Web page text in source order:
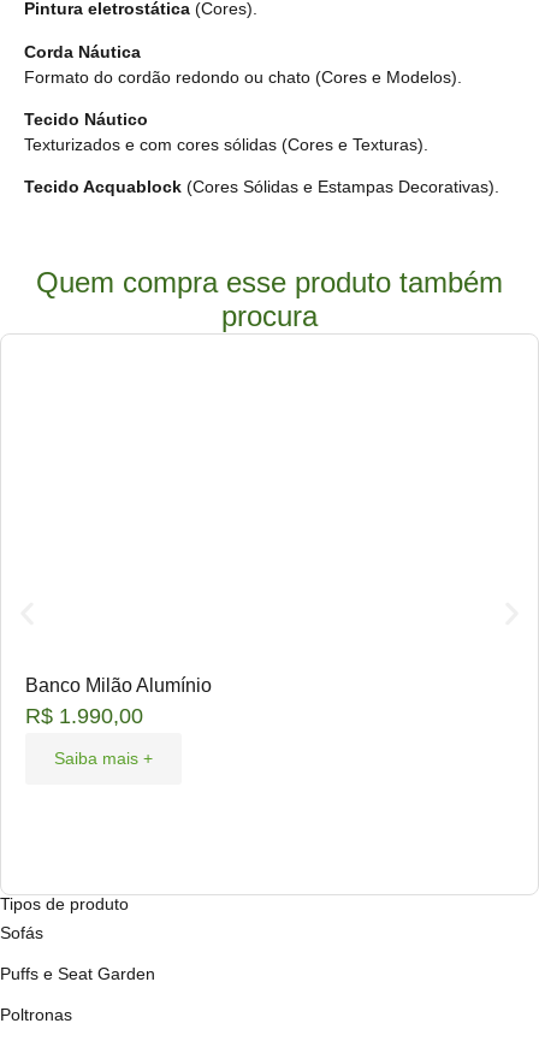
Pintura eletrostática (Cores).
Corda Náutica
Formato do cordão redondo ou chato (Cores e Modelos).
Tecido Náutico
Texturizados e com cores sólidas (Cores e Texturas).
Tecido Acquablock (Cores Sólidas e Estampas Decorativas).
Quem compra esse produto também
procura
Banco Milão Alumínio
R$ 1.990,00
Saiba mais +
Tipos de produto
Sofás
Puffs e Seat Garden
Poltronas